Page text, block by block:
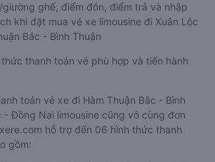
ghế, điểm đón, điểm trả và nhập
khi đặt mua vé xe limousine đi Xuân Lộc
Bắc - Bình Thuận
thanh toán vé phù hợp và tiến hành
toán vé xe đi Hàm Thuận Bắc - Bình
- Đồng Nai limousine cũng vô cùng đơn
hỗ trợ đến 06 hình thức thanh
gồm: